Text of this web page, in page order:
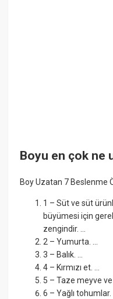
Boyu en çok ne
Boy Uzatan 7 Beslenme
1 – Süt ve süt
büyümesi için
zengindir. ...
2 – Yumurta. ...
3 – Balık. ...
4 – Kırmızı et. ...
5 – Taze meyve ve
6 – Yağlı tohumlar.